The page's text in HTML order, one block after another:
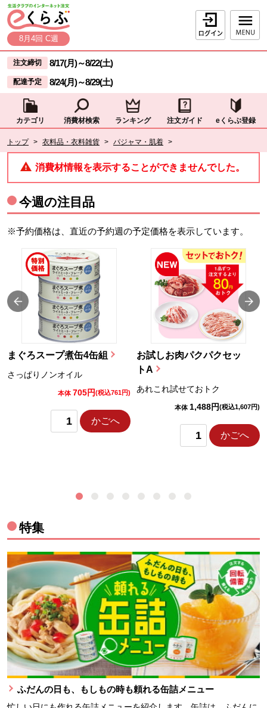
ページの先頭です。
本文へジャンプする。
8月4回 C週
ログイン
ここからサイト内共通メニューです。
サイト内共通メニューをスキップする
注文締切 8/17(月)～8/22(土)
配達予定 8/24(月)～8/29(土)
カテゴリ 消費材検索 ランキング 注文ガイド eくらぶ登録
トップ > 衣料品・衣料雑貨 > パジャマ・肌着 >
現在位置ここまで
消費材情報を表示することができませんでした。
今週の注目品
※予約価格は、直近の予約週の予定価格を表示しています。
まぐろスープ煮缶4缶組
さっぱりノンオイル
本体 705円(税込761円)
かごへ
お試しお肉パクパクセッ
トA
あれこれ試せておトク
本体 1,488円(税込1,607円)
かごへ
特集
ふだんの日も、もしもの時も頼れる缶詰メニュー